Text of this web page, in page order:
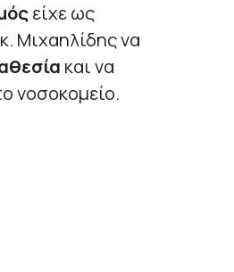
είχε ως
Μιχαηλίδης να
και να
νοσοκομείο.